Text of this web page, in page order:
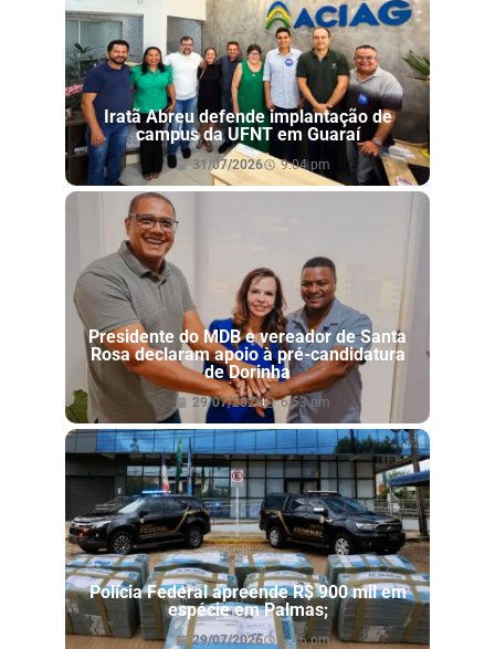
Iratã Abreu defende implantação de
campus da UFNT em Guaraí
31/07/2026 9:04 pm
Presidente do MDB e vereador de Santa
Rosa declaram apoio à pré-candidatura
de Dorinha
29/07/2026 6:53 pm
Polícia Federal apreende R$ 900 mil em
espécie em Palmas;
29/07/2026 6:46 pm